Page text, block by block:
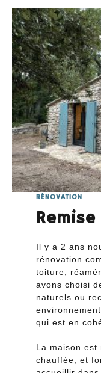
RÉNOVATION
Il y a 2 ans
rénovation
toiture,
avons choisi
naturels ou
qui est en
La maison est
chauffée, et